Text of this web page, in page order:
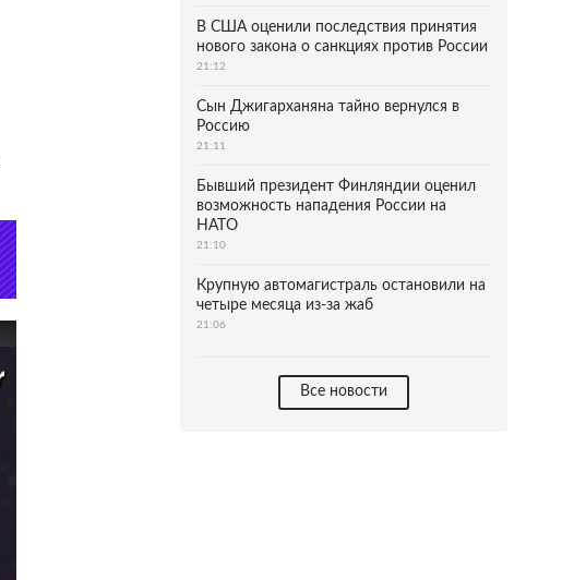
В США оценили последствия принятия
нового закона о санкциях против России
21:12
Сын Джигарханяна тайно вернулся в
Россию
21:11
Бывший президент Финляндии оценил
возможность нападения России на
НАТО
21:10
Крупную автомагистраль остановили на
четыре месяца из-за жаб
21:06
Все новости